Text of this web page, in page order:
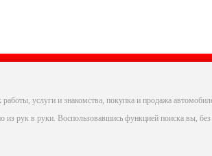
услуги и знакомства, покупка и продажа
рук в руки. Воспользовавшись функцией поиска вы,